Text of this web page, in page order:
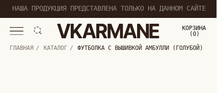
НАША ПРОДУКЦИЯ ПРЕДСТАВЛЕНА ТОЛЬКО НА ДАННОМ САЙТЕ
КОРЗИНА
(0)
0
ГЛАВНАЯ / КАТАЛОГ / ФУТБОЛКА С ВЫШИВКОЙ АМБУЛЛИ (ГОЛУБОЙ)